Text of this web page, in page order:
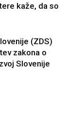
kaže, da so
(ZDS)
zakona o
Slovenije